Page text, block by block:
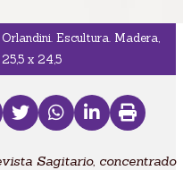
Escultura. Madera,
x 24,5
Sagitario, concentrado